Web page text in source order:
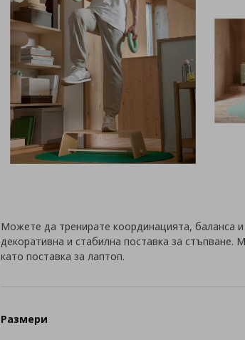
Можете да тренирате координацията, баланса и
декоративна и стабилна поставка за стъпване.
като поставка за лаптоп.
Размери